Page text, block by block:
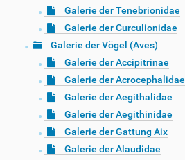
Galerie der Tenebrionidae
Galerie der Curculionidae
Galerie der Vögel (Aves)
Galerie der Accipitrinae
Galerie der Acrocephalidae
Galerie der Aegithalidae
Galerie der Aegithinidae
Galerie der Gattung Aix
Galerie der Alaudidae